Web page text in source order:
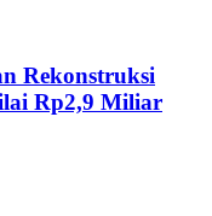
Rekonstruksi
Rp2,9 Miliar